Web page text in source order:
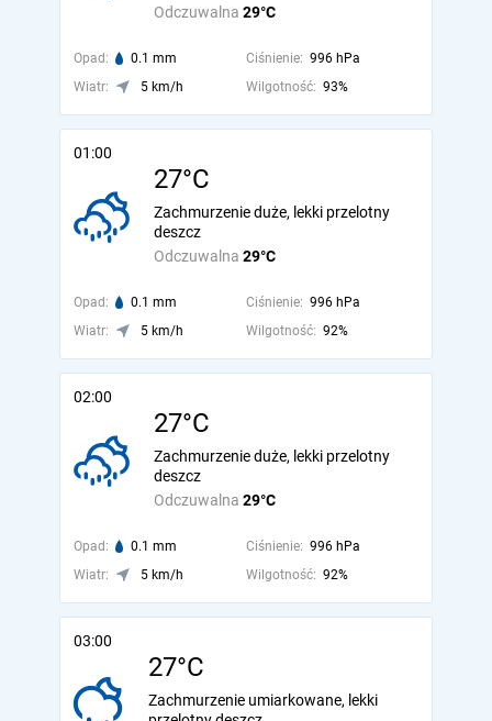
Odczuwalna 29°C
Opad: 0.1 mm Ciśnienie: 996 hPa
Wiatr:
5 km/h Wilgotność: 93%
01:00
27°C
Odczuwalna 29°C
Zachmurzenie duże, lekki przelotny
deszcz
Opad: 0.1 mm Ciśnienie: 996 hPa
Wiatr:
5 km/h Wilgotność: 92%
02:00
27°C
Odczuwalna 29°C
Zachmurzenie duże, lekki przelotny
deszcz
Opad: 0.1 mm Ciśnienie: 996 hPa
Wiatr:
5 km/h Wilgotność: 92%
03:00
27°C
Zachmurzenie umiarkowane, lekki